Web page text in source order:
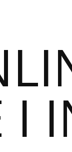
I